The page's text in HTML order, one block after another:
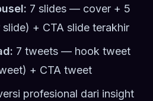
7 slides — cover + 5
slide) + CTA slide terakhir
7 tweets — hook tweet
+ CTA tweet
profesional dari insight